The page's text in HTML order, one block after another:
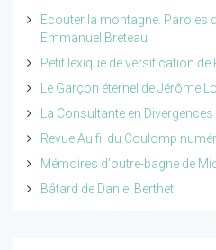
Ecouter la montagne. Paroles
Emmanuel Breteau
Petit lexique de versification de
Le Garçon éternel de Jérôme
La Consultante en
Revue Au fil du Coulomp
Mémoires d'outre-bagne de
Bâtard de Daniel Berthet